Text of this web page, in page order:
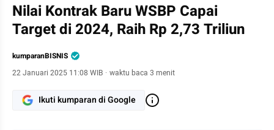
Nilai Kontrak Baru WSBP Capai
Target di 2024, Raih Rp 2,73 Triliun
kumparanBISNIS
22 Januari 2025 11:08 WIB · waktu baca 3 menit
Ikuti kumparan di Google